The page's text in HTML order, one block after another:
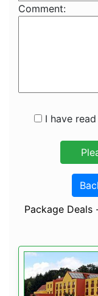
Comment:
I have
Package